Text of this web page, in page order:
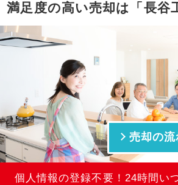
満足度の高い売却は「長谷
売却の
個人情報の登録不要！24時間い